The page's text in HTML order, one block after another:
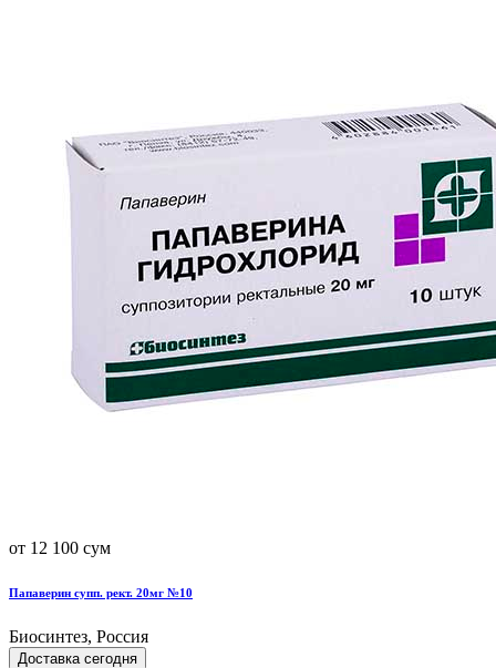
от 12 100 сум
Папаверин супп. рект. 20мг №10
Биосинтез, Россия
Доставка сегодня